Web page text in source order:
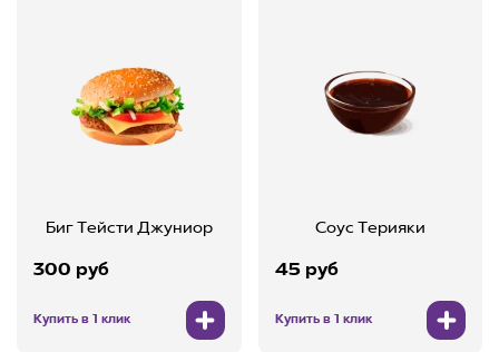
Биг Тейсти Джуниор
300 руб
Купить в 1 клик
Соус Терияки
45 руб
Купить в 1 клик